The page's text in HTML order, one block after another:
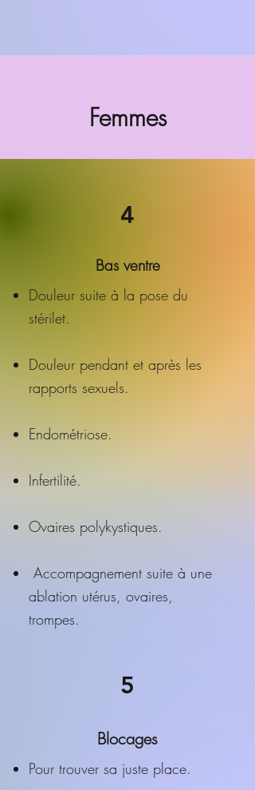
Femmes
4
Bas ventre
Douleur suite à la pose du
stérilet.
Douleur pendant et après les
rapports sexuels.
Endométriose.
​Infertilité.​
​Ovaires polykystiques.
​ Accompagnement suite à une
ablation utérus, ovaires,
trompes.
5
Blocages
Pour trouver sa juste place.​